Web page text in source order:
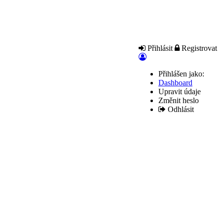
Přihlásit Registrovat
Přihlášen jako:
Dashboard
Upravit údaje
Změnit heslo
Odhlásit